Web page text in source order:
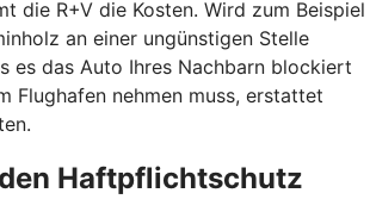
die R+V die Kosten. Wird zum Beispiel
an einer ungünstigen Stelle
es das Auto Ihres Nachbarn blockiert
Flughafen nehmen muss, erstattet
Haftpflichtschutz